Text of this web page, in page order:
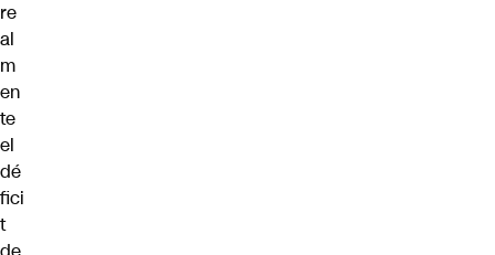
re
al
m
en
te
el
dé
fici
t